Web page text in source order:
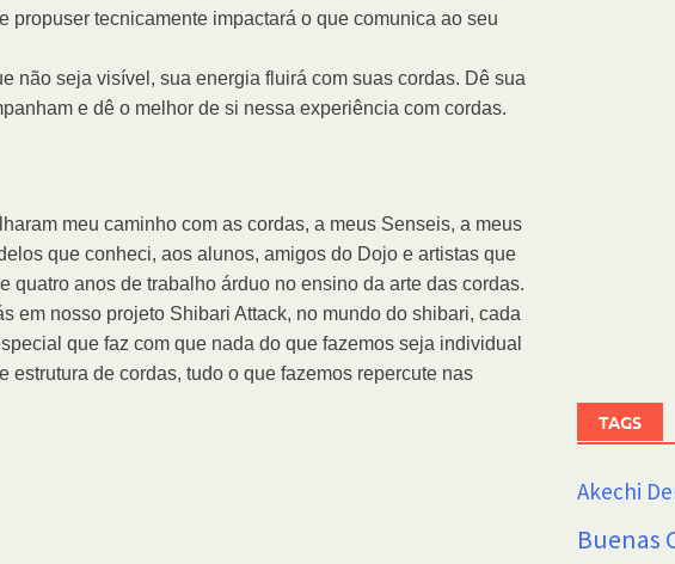
propuser tecnicamente impactará o que comunica ao seu
não seja visível, sua energia fluirá com suas cordas. Dê sua
e dê o melhor de si nessa experiência com cordas.
meu caminho com as cordas, a meus Senseis, a meus
que conheci, aos alunos, amigos do Dojo e artistas que
quatro anos de trabalho árduo no ensino da arte das cordas.
em nosso projeto Shibari Attack, no mundo do shibari, cada
que faz com que nada do que fazemos seja individual
estrutura de cordas, tudo o que fazemos repercute nas
TAGS
Akechi
Buenas